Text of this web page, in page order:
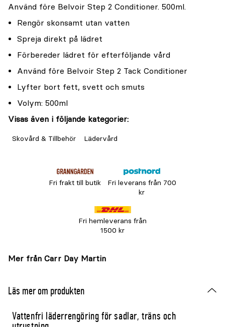
Använd före Belvoir Step 2 Conditioner. 500ml.
Rengör skonsamt utan vatten
Spreja direkt på lädret
Förbereder lädret för efterföljande vård
Använd före Belvoir Step 2 Tack Conditioner
Lyfter bort fett, svett och smuts
Volym: 500ml
Visas även i följande kategorier:
Skovård & Tillbehör Lädervård
Fri frakt till butik
Fri leverans från 700
kr
Fri hemleverans från
1500 kr
Mer från Carr Day Martin
Läs mer om produkten
Vattenfri läderrengöring för sadlar, träns och